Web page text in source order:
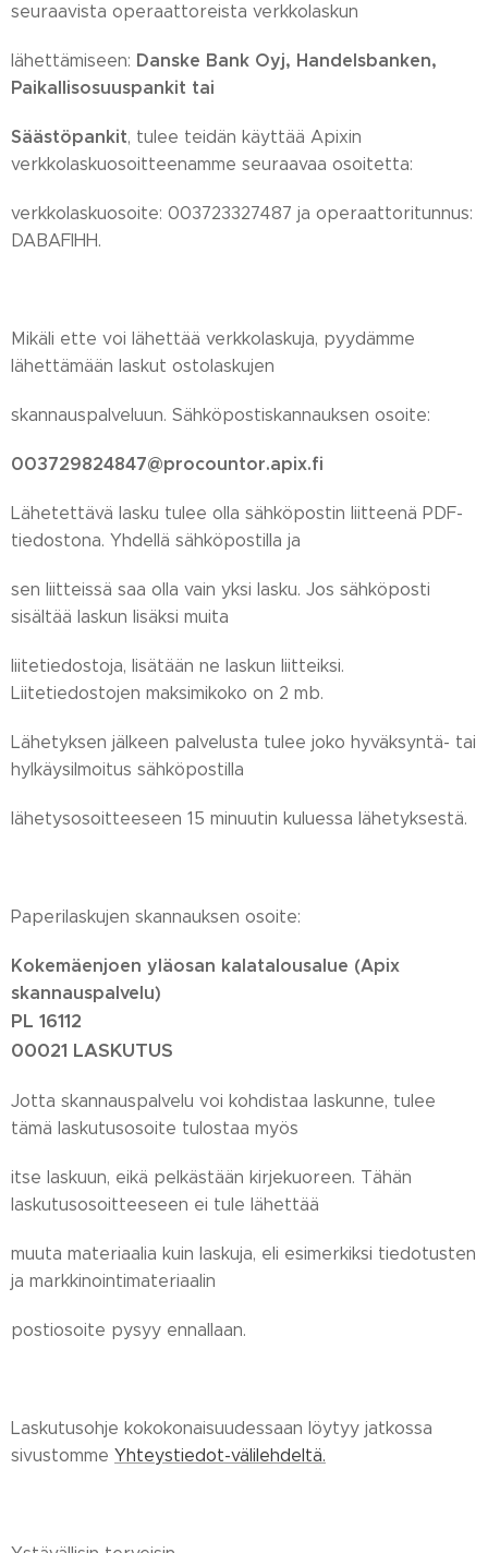
seuraavista operaattoreista verkkolaskun
lähettämiseen: Danske Bank Oyj, Handelsbanken,
Paikallisosuuspankit tai
Säästöpankit, tulee teidän käyttää Apixin
verkkolaskuosoitteenamme seuraavaa osoitetta:
verkkolaskuosoite: 003723327487 ja operaattoritunnus:
DABAFIHH.
Mikäli ette voi lähettää verkkolaskuja, pyydämme
lähettämään laskut ostolaskujen
skannauspalveluun. Sähköpostiskannauksen osoite:
003729824847@procountor.apix.fi
Lähetettävä lasku tulee olla sähköpostin liitteenä PDF-
tiedostona. Yhdellä sähköpostilla ja
sen liitteissä saa olla vain yksi lasku. Jos sähköposti
sisältää laskun lisäksi muita
liitetiedostoja, lisätään ne laskun liitteiksi.
Liitetiedostojen maksimikoko on 2 mb.
Lähetyksen jälkeen palvelusta tulee joko hyväksyntä- tai
hylkäysilmoitus sähköpostilla
lähetysosoitteeseen 15 minuutin kuluessa lähetyksestä.
Paperilaskujen skannauksen osoite:
Kokemäenjoen yläosan kalatalousalue (Apix
skannauspalvelu)
PL 16112
00021 LASKUTUS
Jotta skannauspalvelu voi kohdistaa laskunne, tulee
tämä laskutusosoite tulostaa myös
itse laskuun, eikä pelkästään kirjekuoreen. Tähän
laskutusosoitteeseen ei tule lähettää
muuta materiaalia kuin laskuja, eli esimerkiksi tiedotusten
ja markkinointimateriaalin
postiosoite pysyy ennallaan.
Laskutusohje kokokonaisuudessaan löytyy jatkossa
sivustomme Yhteystiedot-välilehdeltä.